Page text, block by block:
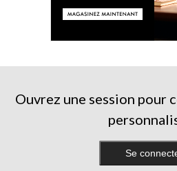
Ouvrez une session pour
Se